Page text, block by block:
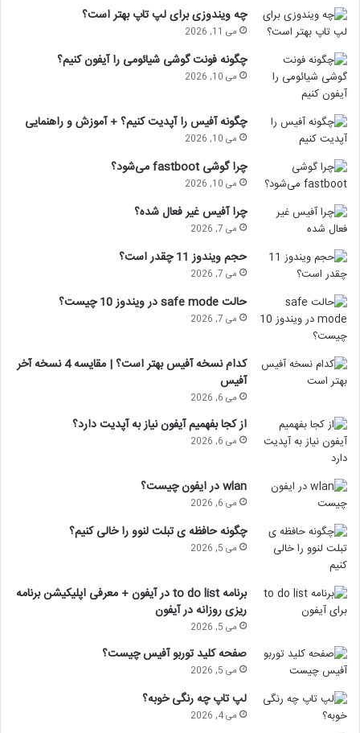
چه ویندوزی برای لپ تاپ بهتر است؟
می 11, 2026
چگونه فونت گوشی شیائومی را آیفون کنیم؟
می 10, 2026
چگونه آفیس را آپدیت کنیم؟ + آموزش و راهنمایی
می 10, 2026
چرا گوشی fastboot می‌شود؟
می 10, 2026
چرا آفیس غیر فعال شده؟
می 7, 2026
حجم ویندوز 11 چقدر است؟
می 7, 2026
حالت safe mode در ویندوز 10 چیست؟
می 7, 2026
کدام نسخه آفیس بهتر است؟ | مقایسه 4 نسخه آخر
آفیس
می 6, 2026
از کجا بفهمیم آیفون نیاز به آپدیت دارد؟
می 6, 2026
wlan در ایفون چیست؟
می 6, 2026
چگونه حافظه ی تبلت لنوو را خالی کنیم؟
می 5, 2026
برنامه to do list در آیفون + معرفی اپلیکیشن برنامه
ریزی روزانه در آیفون
می 5, 2026
صفحه کلید توربو آفیس چیست؟
می 5, 2026
لپ تاپ چه رنگی خوبه؟
می 4, 2026